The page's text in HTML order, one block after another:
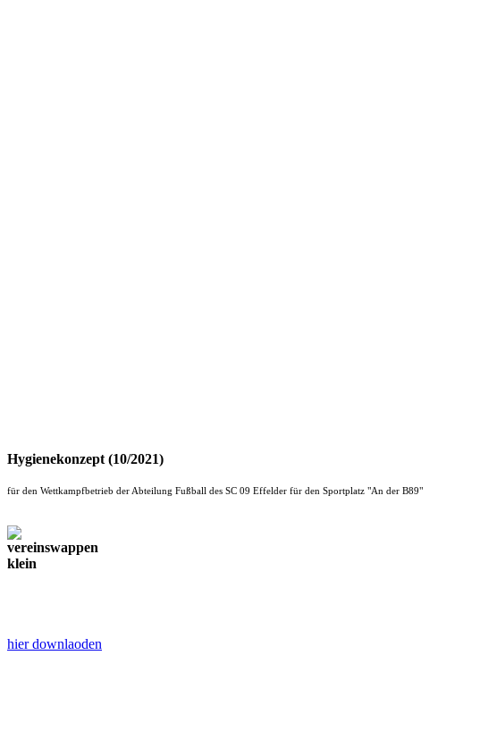
Hygienekonzept (10/2021)
für den Wettkampfbetrieb der Abteilung Fußball des SC 09 Effelder für den Sportplatz "An der B89"
hier downlaoden